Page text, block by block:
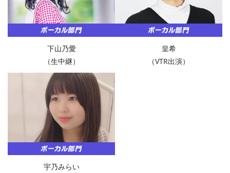
下山乃愛
（生中継）
皇希
（VTR出演）
宇乃みらい